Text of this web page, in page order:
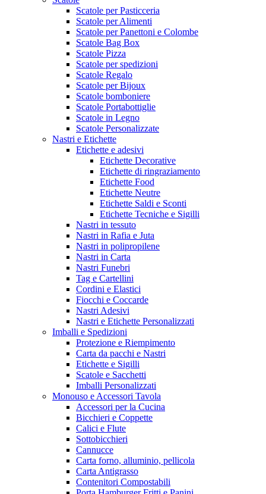
Scatole per Pasticceria
Scatole per Alimenti
Scatole per Panettoni e Colombe
Scatole Bag Box
Scatole Pizza
Scatole per spedizioni
Scatole Regalo
Scatole per Bijoux
Scatole bomboniere
Scatole Portabottiglie
Scatole in Legno
Scatole Personalizzate
Nastri e Etichette
Etichette e adesivi
Etichette Decorative
Etichette di ringraziamento
Etichette Food
Etichette Neutre
Etichette Saldi e Sconti
Etichette Tecniche e Sigilli
Nastri in tessuto
Nastri in Rafia e Juta
Nastri in polipropilene
Nastri in Carta
Nastri Funebri
Tag e Cartellini
Cordini e Elastici
Fiocchi e Coccarde
Nastri Adesivi
Nastri e Etichette Personalizzati
Imballi e Spedizioni
Protezione e Riempimento
Carta da pacchi e Nastri
Etichette e Sigilli
Scatole e Sacchetti
Imballi Personalizzati
Monouso e Accessori Tavola
Accessori per la Cucina
Bicchieri e Coppette
Calici e Flute
Sottobicchieri
Cannucce
Carta forno, alluminio, pellicola
Carta Antigrasso
Contenitori Compostabili